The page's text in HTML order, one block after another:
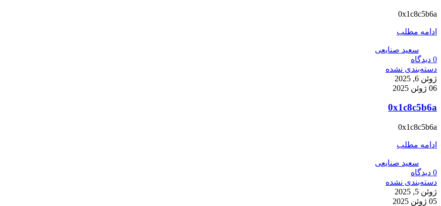
0x1c8c5b6a
ادامه مطلب
سعید صنایعی
0 دیدگاه
دسته‌بندی نشده
ژوئن 6, 2025
06 ژوئن 2025
0x1c8c5b6a
0x1c8c5b6a
ادامه مطلب
سعید صنایعی
0 دیدگاه
دسته‌بندی نشده
ژوئن 5, 2025
05 ژوئن 2025